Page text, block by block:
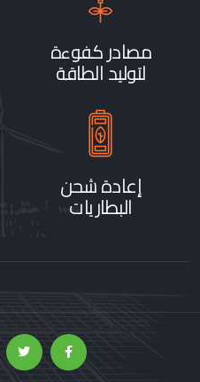
مصادر كفوءة
لتوليد الطاقة
إعادة شحن
البطاريات